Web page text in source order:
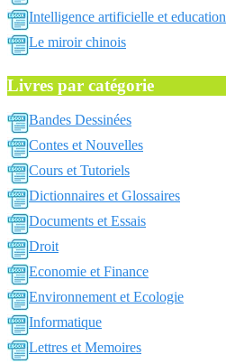
Intelligence artificielle et education
Le miroir chinois
Livres par catégorie
Bandes Dessinées
Contes et Nouvelles
Cours et Tutoriels
Dictionnaires et Glossaires
Documents et Essais
Droit
Economie et Finance
Environnement et Ecologie
Informatique
Lettres et Memoires